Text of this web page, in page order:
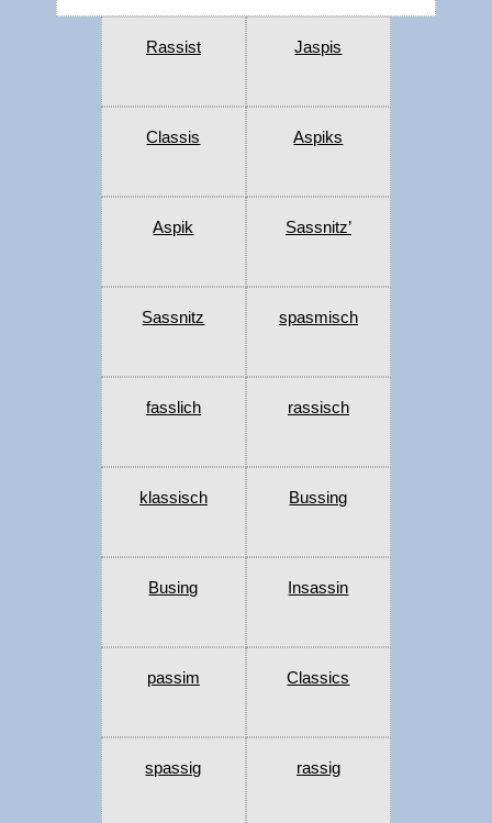
Rassist Jaspis
Classis Aspiks
Aspik Sassnitz’
Sassnitz spasmisch
fasslich rassisch
klassisch Bussing
Busing Insassin
passim Classics
spassig rassig